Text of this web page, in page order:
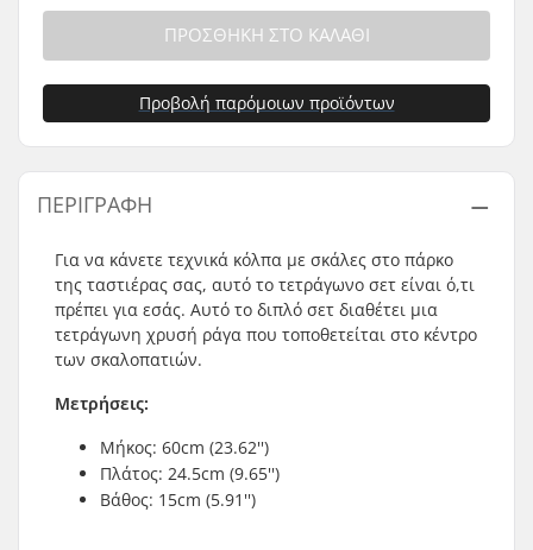
ΠΡΟΣΘΉΚΗ ΣΤΟ ΚΑΛΆΘΙ
Προβολή παρόμοιων προϊόντων
ΠΕΡΙΓΡΑΦΉ
Για να κάνετε τεχνικά κόλπα με σκάλες στο πάρκο
της ταστιέρας σας, αυτό το τετράγωνο σετ είναι ό,τι
πρέπει για εσάς. Αυτό το διπλό σετ διαθέτει μια
τετράγωνη χρυσή ράγα που τοποθετείται στο κέντρο
των σκαλοπατιών.
Μετρήσεις:
Μήκος: 60cm (23.62'')
Πλάτος: 24.5cm (9.65'')
Βάθος: 15cm (5.91'')